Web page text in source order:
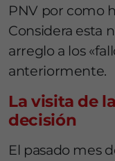
PNV por como
Considera esta
arreglo a los
anteriormente.
La visita de
decisión
El pasado mes